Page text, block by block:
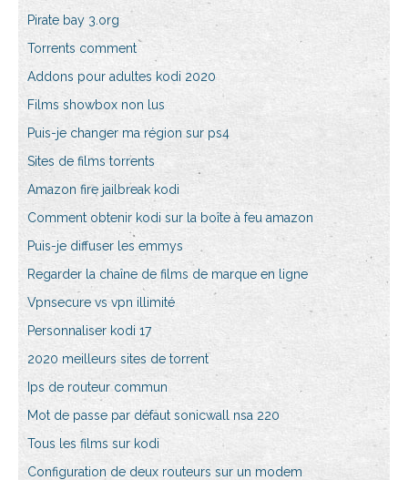
Pirate bay 3.org
Torrents comment
Addons pour adultes kodi 2020
Films showbox non lus
Puis-je changer ma région sur ps4
Sites de films torrents
Amazon fire jailbreak kodi
Comment obtenir kodi sur la boîte à feu amazon
Puis-je diffuser les emmys
Regarder la chaîne de films de marque en ligne
Vpnsecure vs vpn illimité
Personnaliser kodi 17
2020 meilleurs sites de torrent
Ips de routeur commun
Mot de passe par défaut sonicwall nsa 220
Tous les films sur kodi
Configuration de deux routeurs sur un modem